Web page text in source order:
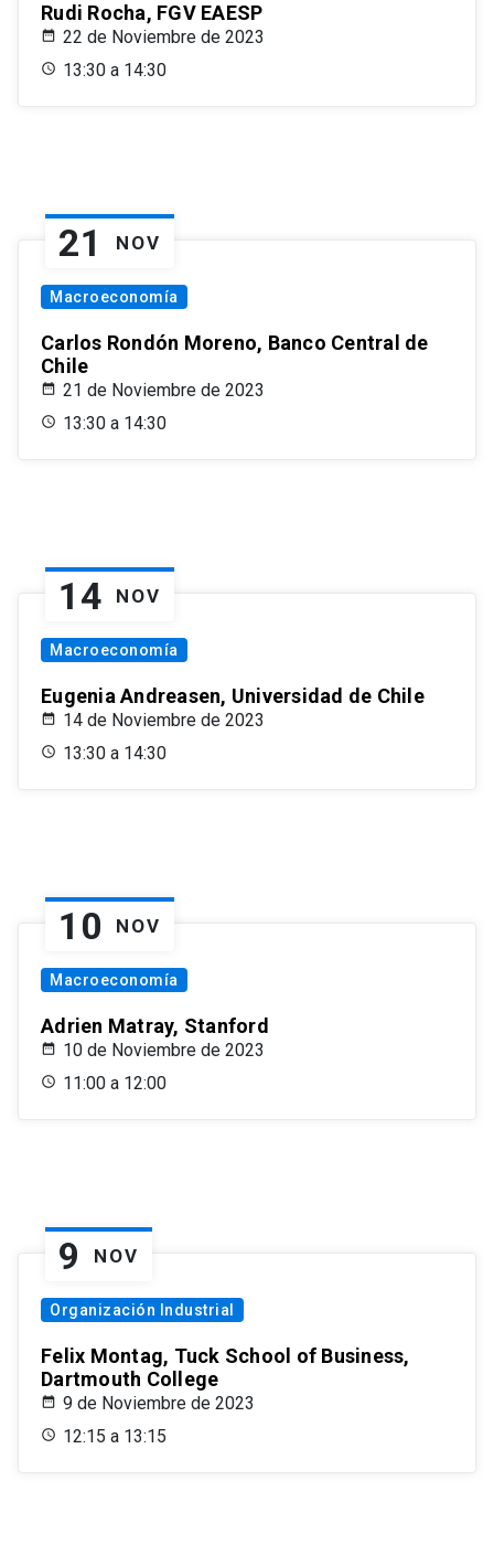
Rudi Rocha, FGV EAESP
22 de Noviembre de 2023
13:30 a 14:30
21 NOV
Macroeconomía
Carlos Rondón Moreno, Banco Central de
Chile
21 de Noviembre de 2023
13:30 a 14:30
14 NOV
Macroeconomía
Eugenia Andreasen, Universidad de Chile
14 de Noviembre de 2023
13:30 a 14:30
10 NOV
Macroeconomía
Adrien Matray, Stanford
10 de Noviembre de 2023
11:00 a 12:00
9 NOV
Organización Industrial
Felix Montag, Tuck School of Business,
Dartmouth College
9 de Noviembre de 2023
12:15 a 13:15